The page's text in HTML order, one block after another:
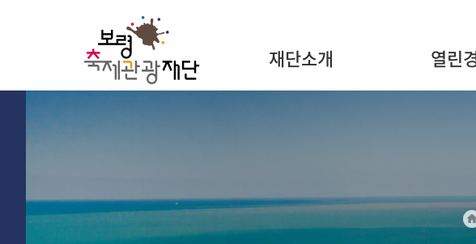
재단소개 열린